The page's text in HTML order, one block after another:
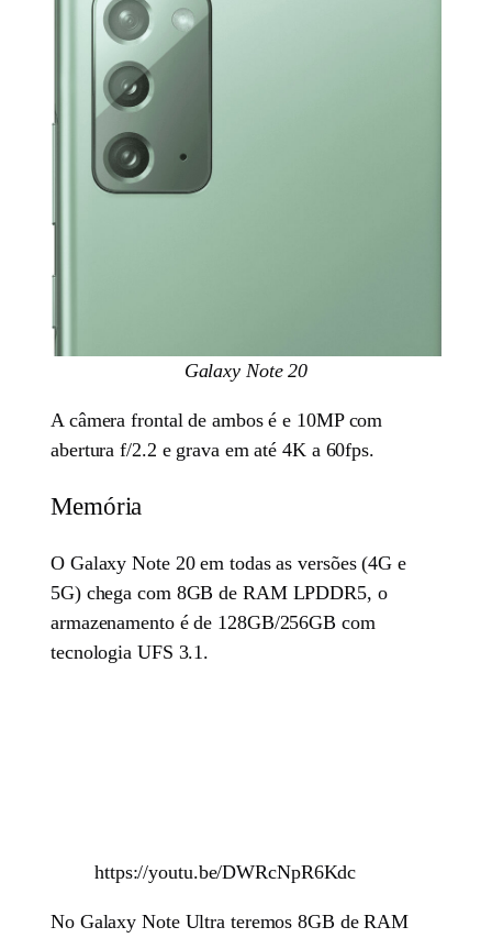
Galaxy Note 20
A câmera frontal de ambos é e 10MP com
abertura f/2.2 e grava em até 4K a 60fps.
Memória
O Galaxy Note 20 em todas as versões (4G e
5G) chega com 8GB de RAM LPDDR5, o
armazenamento é de 128GB/256GB com
tecnologia UFS 3.1.
https://youtu.be/DWRcNpR6Kdc
No Galaxy Note Ultra teremos 8GB de RAM